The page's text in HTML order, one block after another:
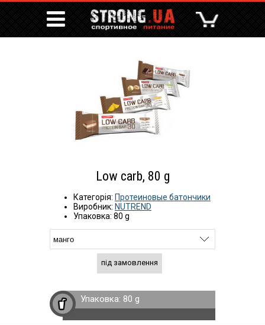
Low carb, 80 g
Категорія: Протеиновые батончики
Виробник: NUTREND
Упаковка: 80 g
під замовлення
Упаковка: 80 g